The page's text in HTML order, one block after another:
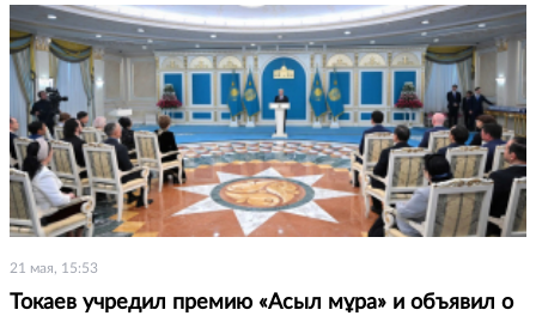
21 мая, 15:53
Токаев учредил премию «Асыл мұра» и объявил о